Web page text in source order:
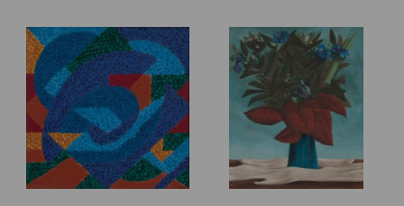
aproximadamente, Maria Victoria
Portinari".